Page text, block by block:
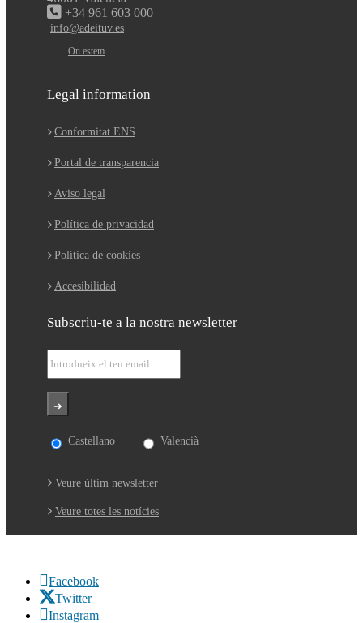
+34 961 603 000
info@adeituv.es
On estem
Legal information
Conformitat ENS
Portal de transparencia
Aviso legal
Política de privacidad
Política de cookies
Accesibilidad
Subscriu-te a la nostra newsletter
Castellano Valencià
Veure últim newsletter
Veure totes les notícies
Facebook
Twitter
Instagram